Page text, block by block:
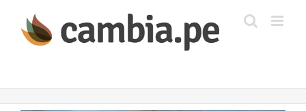
contenido